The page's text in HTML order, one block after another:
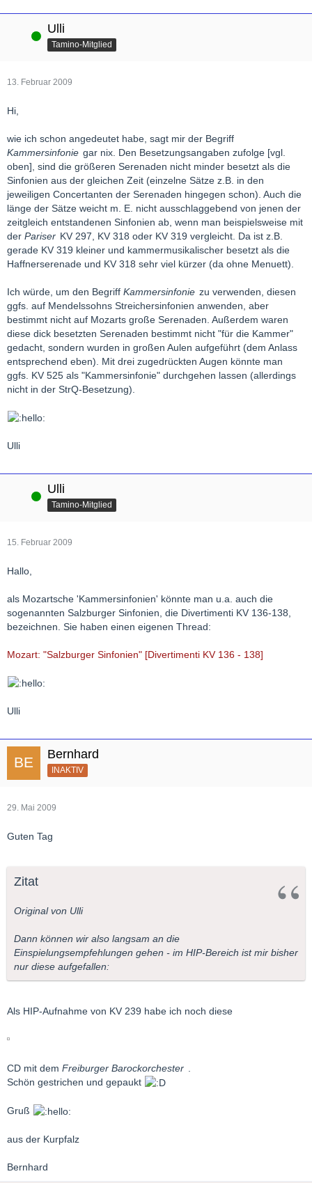
Online Ulli
Tamino-Mitglied
13. Februar 2009
Hi,
wie ich schon angedeutet habe, sagt mir der Begriff
Kammersinfonie gar nix. Den Besetzungsangaben zufolge [vgl.
oben], sind die größeren Serenaden nicht minder besetzt als die
Sinfonien aus der gleichen Zeit (einzelne Sätze z.B. in den
jeweiligen Concertanten der Serenaden hingegen schon). Auch die
länge der Sätze weicht m. E. nicht ausschlaggebend von jenen der
zeitgleich entstandenen Sinfonien ab, wenn man beispielsweise mit
der Pariser KV 297, KV 318 oder KV 319 vergleicht. Da ist z.B.
gerade KV 319 kleiner und kammermusikalischer besetzt als die
Haffnerserenade und KV 318 sehr viel kürzer (da ohne Menuett).
Ich würde, um den Begriff Kammersinfonie zu verwenden, diesen
ggfs. auf Mendelssohns Streichersinfonien anwenden, aber
bestimmt nicht auf Mozarts große Serenaden. Außerdem waren
diese dick besetzten Serenaden bestimmt nicht "für die Kammer"
gedacht, sondern wurden in großen Aulen aufgeführt (dem Anlass
entsprechend eben). Mit drei zugedrückten Augen könnte man
ggfs. KV 525 als "Kammersinfonie" durchgehen lassen (allerdings
nicht in der StrQ-Besetzung).
Ulli
Online Ulli
Tamino-Mitglied
15. Februar 2009
Hallo,
als Mozartsche 'Kammersinfonien' könnte man u.a. auch die
sogenannten Salzburger Sinfonien, die Divertimenti KV 136-138,
bezeichnen. Sie haben einen eigenen Thread:
Mozart: "Salzburger Sinfonien" [Divertimenti KV 136 - 138]
Ulli
Bernhard
INAKTIV
29. Mai 2009
Guten Tag
Zitat
Original von Ulli
Dann können wir also langsam an die
Einspielungsempfehlungen gehen - im HIP-Bereich ist mir bisher
nur diese aufgefallen:
Als HIP-Aufnahme von KV 239 habe ich noch diese
CD mit dem Freiburger Barockorchester
Schön gestrichen und gepaukt
Gruß
aus der Kurpfalz
Bernhard